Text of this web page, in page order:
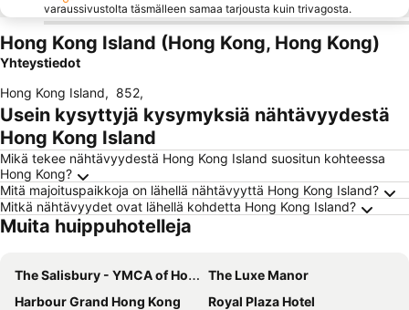
varaussivustolta täsmälleen samaa tarjousta kuin trivagosta.
Hong Kong Island (Hong Kong, Hong Kong)
Yhteystiedot
Hong Kong Island, 852,
Usein kysyttyjä kysymyksiä nähtävyydestä
Hong Kong Island
Mikä tekee nähtävyydestä Hong Kong Island suositun kohteessa
Hong Kong?
Mitä majoituspaikkoja on lähellä nähtävyyttä Hong Kong Island?
Mitkä nähtävyydet ovat lähellä kohdetta Hong Kong Island?
Muita huippuhotelleja
The Salisbury - YMCA of Hong Kong
The Luxe Manor
Harbour Grand Hong Kong
Royal Plaza Hotel